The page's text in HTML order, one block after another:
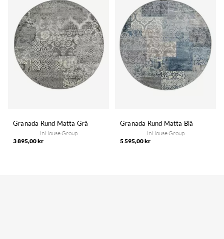
Granada Rund Matta Grå
InHouse Group
3 895,00 kr
Granada Rund Matta Blå
InHouse Group
5 595,00 kr